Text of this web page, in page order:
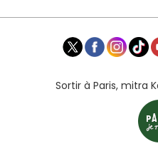
Sortir à Paris, mitra